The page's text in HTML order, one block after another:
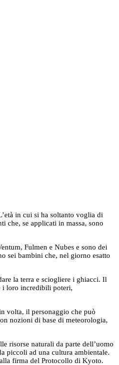
in cui si ha soltanto voglia di
che, se applicati in massa, sono
Fulmen e Nubes e sono dei
sei bambini che, nel giorno esatto
la terra e sciogliere i ghiacci. Il
i loro incredibili poteri,
volta, il personaggio che può
nozioni di base di meteorologia,
risorse naturali da parte dell’uomo
piccoli ad una cultura ambientale.
firma del Protocollo di Kyoto.